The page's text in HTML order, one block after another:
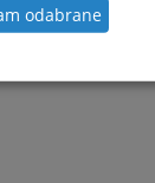
odabrane